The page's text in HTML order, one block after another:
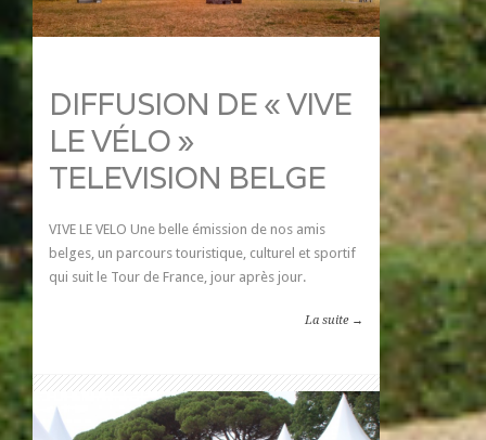
DIFFUSION DE « VIVE
LE VÉLO »
TELEVISION BELGE
VIVE LE VELO Une belle émission de nos amis
belges, un parcours touristique, culturel et sportif
qui suit le Tour de France, jour après jour.
La suite →